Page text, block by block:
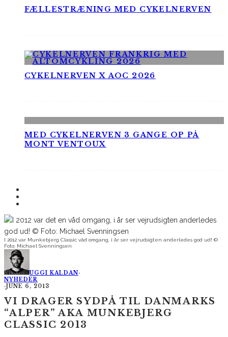
FÆLLESTRÆNING MED CYKELNERVEN
CYKELNERVEN X AOC 2026
MED CYKELNERVEN 3 GANGE OP PÅ
MONT VENTOUX
I 2012 var Munkebjerg Classic våd omgang, i år ser vejrudsigten anderledes god ud! ©
Foto: Michael Svenningsen
UGGI KALDAN·
NYHEDER
·JUNE 6, 2013
VI DRAGER SYDPÅ TIL DANMARKS
“ALPER” AKA MUNKEBJERG
CLASSIC 2013